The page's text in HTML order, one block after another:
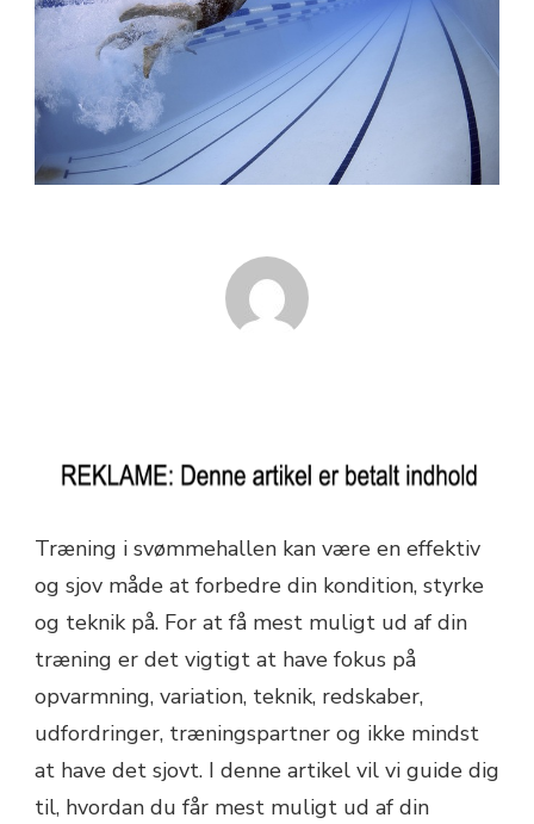
Træning i svømmehallen kan være en effektiv
og sjov måde at forbedre din kondition, styrke
og teknik på. For at få mest muligt ud af din
træning er det vigtigt at have fokus på
opvarmning, variation, teknik, redskaber,
udfordringer, træningspartner og ikke mindst
at have det sjovt. I denne artikel vil vi guide dig
til, hvordan du får mest muligt ud af din